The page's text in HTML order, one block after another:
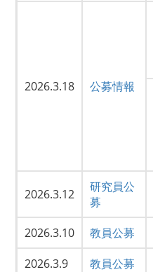
2026.3.18 公募情報
2026.3.12
研究員公
募
2026.3.10 教員公募
2026.3.9
教員公募